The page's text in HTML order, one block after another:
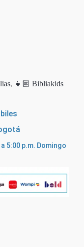
, 👧🏽 Bibliakids
5:00 p.m. Domingo